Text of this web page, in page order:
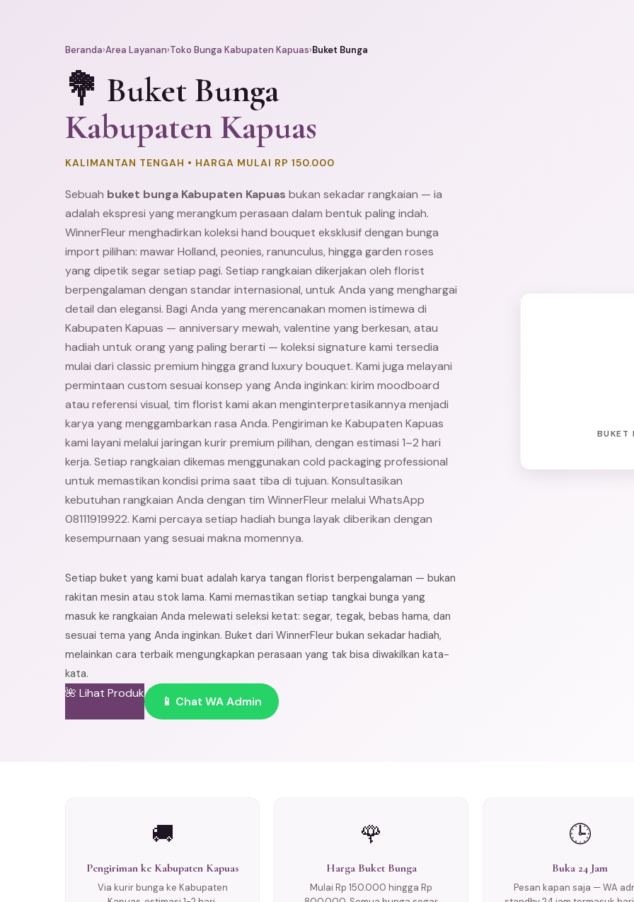
Beranda›Area Layanan›Toko Bunga Kabupaten Kapuas›Buket Bunga
💐 Buket Bunga
Kabupaten Kapuas
KALIMANTAN TENGAH • HARGA MULAI RP 150.000
Sebuah buket bunga Kabupaten Kapuas bukan sekadar rangkaian — ia
adalah ekspresi yang merangkum perasaan dalam bentuk paling indah.
WinnerFleur menghadirkan koleksi hand bouquet eksklusif dengan bunga
import pilihan: mawar Holland, peonies, ranunculus, hingga garden roses
yang dipetik segar setiap pagi. Setiap rangkaian dikerjakan oleh florist
berpengalaman dengan standar internasional, untuk Anda yang menghargai
detail dan elegansi. Bagi Anda yang merencanakan momen istimewa di
Kabupaten Kapuas — anniversary mewah, valentine yang berkesan, atau
hadiah untuk orang yang paling berarti — koleksi signature kami tersedia
mulai dari classic premium hingga grand luxury bouquet. Kami juga melayani
permintaan custom sesuai konsep yang Anda inginkan: kirim moodboard
atau referensi visual, tim florist kami akan menginterpretasikannya menjadi
karya yang menggambarkan rasa Anda. Pengiriman ke Kabupaten Kapuas
kami layani melalui jaringan kurir premium pilihan, dengan estimasi 1–2 hari
kerja. Setiap rangkaian dikemas menggunakan cold packaging professional
untuk memastikan kondisi prima saat tiba di tujuan. Konsultasikan
kebutuhan rangkaian Anda dengan tim WinnerFleur melalui WhatsApp
08111919922. Kami percaya setiap hadiah bunga layak diberikan dengan
kesempurnaan yang sesuai makna momennya.
Setiap buket yang kami buat adalah karya tangan florist berpengalaman — bukan
rakitan mesin atau stok lama. Kami memastikan setiap tangkai bunga yang
masuk ke rangkaian Anda melewati seleksi ketat: segar, tegak, bebas hama, dan
sesuai tema yang Anda inginkan. Buket dari WinnerFleur bukan sekadar hadiah,
melainkan cara terbaik mengungkapkan perasaan yang tak bisa diwakilkan kata-
kata.
🌺 Lihat Produk
📱 Chat WA Admin
BUKET
🚚
Pengiriman ke Kabupaten Kapuas
Via kurir bunga ke Kabupaten
🌹
Harga Buket Bunga
Mulai Rp 150.000 hingga Rp
🕒
Buka 24 Jam
Pesan kapan saja — WA